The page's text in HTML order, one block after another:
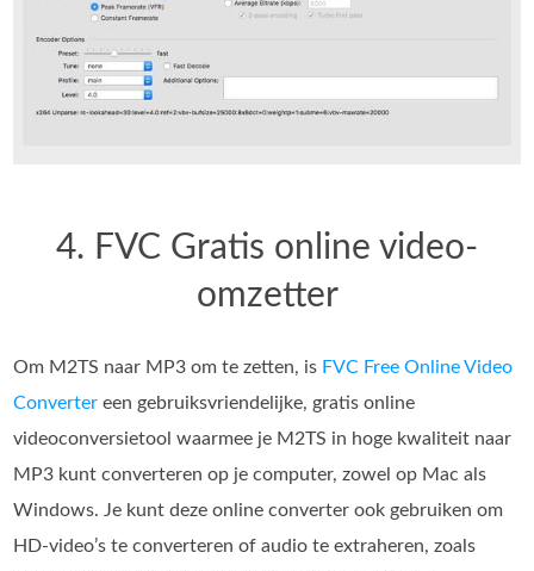
4. FVC Gratis online video-
omzetter
Om M2TS naar MP3 om te zetten, is FVC Free Online Video
Converter een gebruiksvriendelijke, gratis online
videoconversietool waarmee je M2TS in hoge kwaliteit naar
MP3 kunt converteren op je computer, zowel op Mac als
Windows. Je kunt deze online converter ook gebruiken om
HD-video’s te converteren of audio te extraheren, zoals